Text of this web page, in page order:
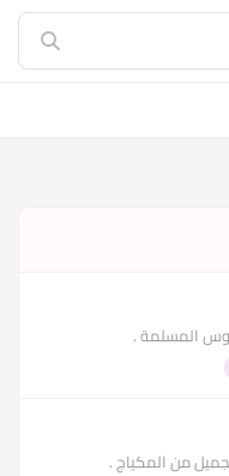
المسلمة .
من المكياج .